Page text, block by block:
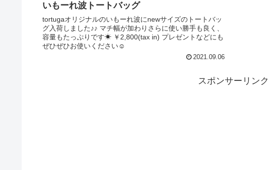
いもーれ波トートバッグ
tortugaオリジナルのいもーれ波にnewサイズのトートバッ
グ入荷しました♪♪ マチ幅が加わりさらに使い勝手も良く、
容量もたっぷりです☀︎ ￥2,800(tax in) プレゼントなどにも
ぜひぜひお使いください☺︎︎︎︎
2021.09.06
スポンサーリンク